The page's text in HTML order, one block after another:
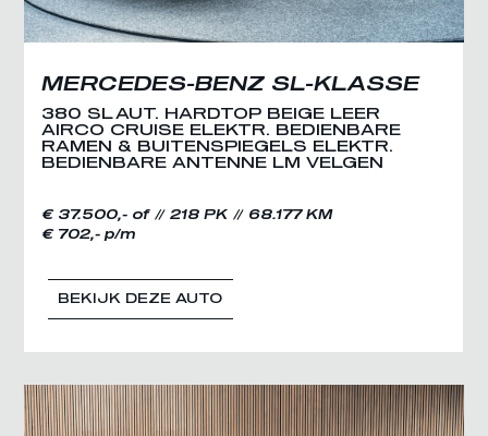
MERCEDES-BENZ SL-KLASSE
380 SL AUT. HARDTOP BEIGE LEER
AIRCO CRUISE ELEKTR. BEDIENBARE
RAMEN & BUITENSPIEGELS ELEKTR.
BEDIENBARE ANTENNE LM VELGEN
€ 37.500,- of
€ 702,- p/m
218 PK 68.177 KM
BEKIJK DEZE AUTO